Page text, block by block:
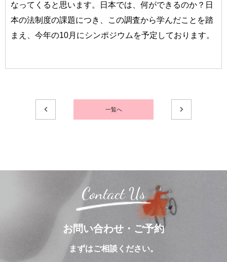
なってくると思います。日本では、何ができるのか？日
本の法制度の課題につき、この調査から学んだことを踏
まえ、今年の10月にシンポジウムを予定しております。
一覧へ
Contact Us
お問い合わせ・ご予約
まずはご相談ください。